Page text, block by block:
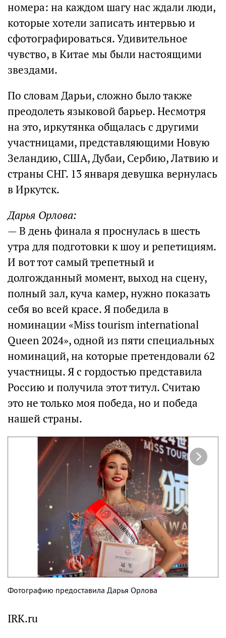
номера: на каждом шагу нас ждали люди,
которые хотели записать интервью и
сфотографироваться. Удивительное
чувство, в Китае мы были настоящими
звездами.
По словам Дарьи, сложно было также
преодолеть языковой барьер. Несмотря
на это, иркутянка общалась с другими
участницами, представляющими Новую
Зеландию, США, Дубаи, Сербию, Латвию и
страны СНГ. 13 января девушка вернулась
в Иркутск.
Дарья Орлова:
—В день финала я проснулась в шесть
утра для подготовки к шоу и репетициям.
И вот тот самый трепетный и
долгожданный момент, выход на сцену,
полный зал, куча камер, нужно показать
себя во всей красе. Я победила в
номинации «Miss tourism international
Queen 2024», одной из пяти специальных
номинаций, на которые претендовали 62
участницы. Я с гордостью представила
Россию и получила этот титул. Считаю
это не только моя победа, но и победа
нашей страны.
Фотографию предоставила Дарья Орлова
IRK.ru